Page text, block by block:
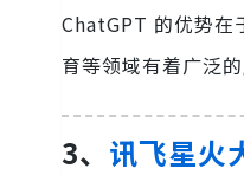
ChatGPT 的优势在
育等领域有着广泛
3、 讯飞星火